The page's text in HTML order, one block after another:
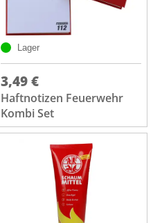
Lager
3,49 €
Haftnotizen Feuerwehr
Kombi Set